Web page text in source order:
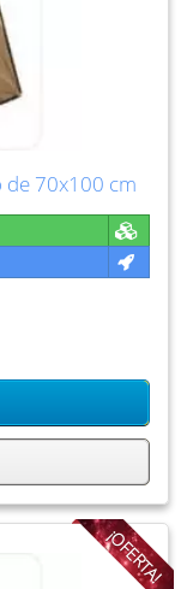
70x100 cm
¡OFERTA!